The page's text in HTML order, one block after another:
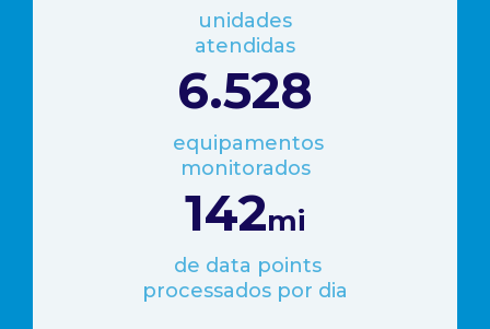
unidades
atendidas
6.774
equipamentos
monitorados
149mi
de data points
processados por dia